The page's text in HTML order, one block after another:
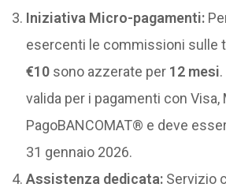
Iniziativa Micro-pagamenti:
esercenti le commissioni sulle
€10 sono azzerate per 12 mesi
valida per i pagamenti con Visa,
PagoBANCOMAT® e deve
31 gennaio 2026.
Assistenza dedicata: Servizio